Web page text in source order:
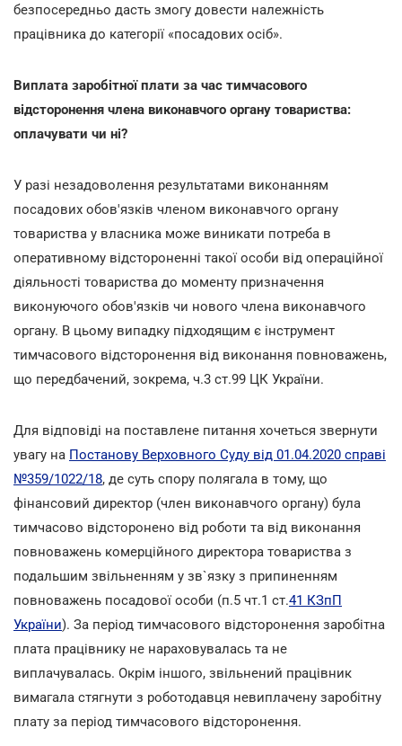
безпосередньо дасть змогу довести належність
працівника до категорії «посадових осіб».
Виплата заробітної плати за час тимчасового
відсторонення члена виконавчого органу товариства:
оплачувати чи ні?
У разі незадоволення результатами виконанням
посадових обов'язків членом виконавчого органу
товариства у власника може виникати потреба в
оперативному відстороненні такої особи від операційної
діяльності товариства до моменту призначення
виконуючого обов'язків чи нового члена виконавчого
органу. В цьому випадку підходящим є інструмент
тимчасового відсторонення від виконання повноважень,
що передбачений, зокрема, ч.3 ст.99 ЦК України.
Для відповіді на поставлене питання хочеться звернути
увагу на Постанову Верховного Суду від 01.04.2020 справі
№359/1022/18, де суть спору полягала в тому, що
фінансовий директор (член виконавчого органу) була
тимчасово відсторонено від роботи та від виконання
повноважень комерційного директора товариства з
подальшим звільненням у зв`язку з припиненням
повноважень посадової особи (п.5 чт.1 ст.41 КЗпП
України). За період тимчасового відсторонення заробітна
плата працівнику не нараховувалась та не
виплачувалась. Окрім іншого, звільнений працівник
вимагала стягнути з роботодавця невиплачену заробітну
плату за період тимчасового відсторонення.